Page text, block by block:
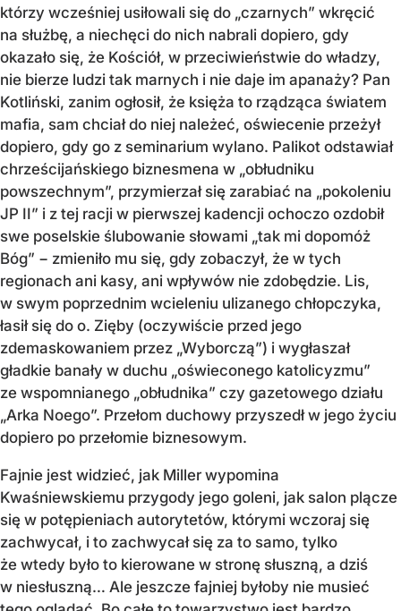
którzy wcześniej usiłowali się do „czarnych” wkręcić
na służbę, a niechęci do nich nabrali dopiero, gdy
okazało się, że Kościół, w przeciwieństwie do władzy,
nie bierze ludzi tak marnych i nie daje im apanaży? Pan
Kotliński, zanim ogłosił, że księża to rządząca światem
mafia, sam chciał do niej należeć, oświecenie przeżył
dopiero, gdy go z seminarium wylano. Palikot odstawiał
chrześcijańskiego biznesmena w „obłudniku
powszechnym”, przymierzał się zarabiać na „pokoleniu
JP II” i z tej racji w pierwszej kadencji ochoczo ozdobił
swe poselskie ślubowanie słowami „tak mi dopomóż
Bóg” − zmieniło mu się, gdy zobaczył, że w tych
regionach ani kasy, ani wpływów nie zdobędzie. Lis,
w swym poprzednim wcieleniu ulizanego chłopczyka,
łasił się do o. Zięby (oczywiście przed jego
zdemaskowaniem przez „Wyborczą”) i wygłaszał
gładkie banały w duchu „oświeconego katolicyzmu”
ze wspomnianego „obłudnika” czy gazetowego działu
„Arka Noego”. Przełom duchowy przyszedł w jego życiu
dopiero po przełomie biznesowym.
Fajnie jest widzieć, jak Miller wypomina
Kwaśniewskiemu przygody jego goleni, jak salon plącze
się w potępieniach autorytetów, którymi wczoraj się
zachwycał, i to zachwycał się za to samo, tylko
że wtedy było to kierowane w stronę słuszną, a dziś
w niesłuszną… Ale jeszcze fajniej byłoby nie musieć